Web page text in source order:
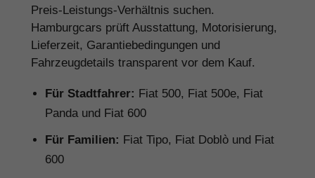
Preis-Leistungs-Verhältnis suchen.
Hamburgcars prüft Ausstattung, Motorisierung,
Lieferzeit, Garantiebedingungen und
Fahrzeugdetails transparent vor dem Kauf.
Für Stadtfahrer: Fiat 500, Fiat 500e, Fiat
Panda und Fiat 600
Für Familien: Fiat Tipo, Fiat Doblò und Fiat
600